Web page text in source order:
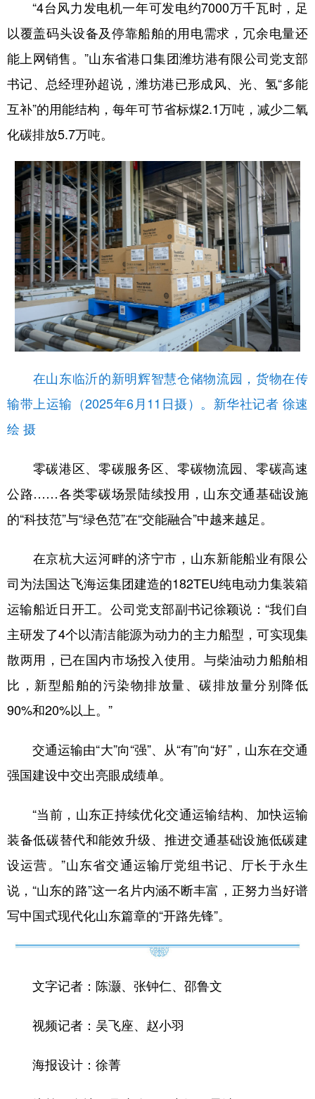
“4台风力发电机一年可发电约7000万千瓦时，足
以覆盖码头设备及停靠船舶的用电需求，冗余电量还
能上网销售。”山东省港口集团潍坊港有限公司党支部
书记、总经理孙超说，潍坊港已形成风、光、氢“多能
互补”的用能结构，每年可节省标煤2.1万吨，减少二氧
化碳排放5.7万吨。
在山东临沂的新明辉智慧仓储物流园，货物在传
输带上运输（2025年6月11日摄）。新华社记者 徐速
绘 摄
零碳港区、零碳服务区、零碳物流园、零碳高速
公路……各类零碳场景陆续投用，山东交通基础设施
的“科技范”与“绿色范”在“交能融合”中越来越足。
在京杭大运河畔的济宁市，山东新能船业有限公
司为法国达飞海运集团建造的182TEU纯电动力集装箱
运输船近日开工。公司党支部副书记徐颖说：“我们自
主研发了4个以清洁能源为动力的主力船型，可实现集
散两用，已在国内市场投入使用。与柴油动力船舶相
比，新型船舶的污染物排放量、碳排放量分别降低
90%和20%以上。”
交通运输由“大”向“强”、从“有”向“好”，山东在交通
强国建设中交出亮眼成绩单。
“当前，山东正持续优化交通运输结构、加快运输
装备低碳替代和能效升级、推进交通基础设施低碳建
设运营。”山东省交通运输厅党组书记、厅长于永生
说，“山东的路”这一名片内涵不断丰富，正努力当好谱
写中国式现代化山东篇章的“开路先锋”。
文字记者：陈灏、张钟仁、邵鲁文
视频记者：吴飞座、赵小羽
海报设计：徐菁